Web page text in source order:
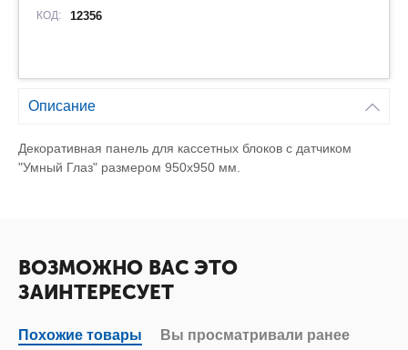
КОД: 12356
Описание
Декоративная панель для кассетных блоков с датчиком
"Умный Глаз" размером 950х950 мм.
ВОЗМОЖНО ВАС ЭТО
ЗАИНТЕРЕСУЕТ
Похожие товары Вы просматривали ранее